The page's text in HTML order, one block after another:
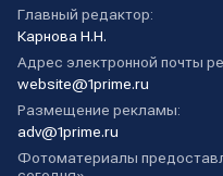
Главный редактор:
Карнова Н.Н.
Адрес электронной почты
website@1prime.ru
Размещение рекламы:
adv@1prime.ru
Фотоматериалы